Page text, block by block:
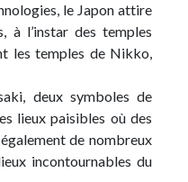
le Japon attire
à l’instar des temples
les temples de Nikko,
deux symboles de
lieux paisibles où des
de nombreux
incontournables du